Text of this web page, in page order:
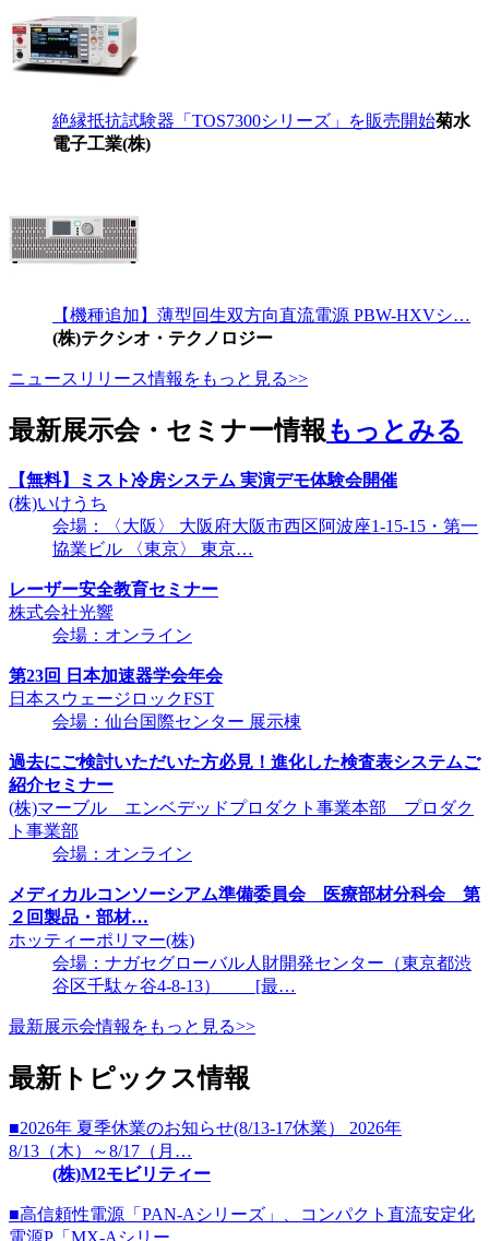
絶縁抵抗試験器「TOS7300シリーズ」を販売開始菊水
電子工業(株)
【機種追加】薄型回生双方向直流電源 PBW-HXVシ…
(株)テクシオ・テクノロジー
ニュースリリース情報をもっと見る>>
最新展示会・セミナー情報もっとみる
【無料】ミスト冷房システム 実演デモ体験会開催
(株)いけうち
会場：〈大阪〉 大阪府大阪市西区阿波座1-15-15・第一
協業ビル 〈東京〉 東京…
レーザー安全教育セミナー
株式会社光響
会場：オンライン
第23回 日本加速器学会年会
日本スウェージロックFST
会場：仙台国際センター 展示棟
過去にご検討いただいた方必見！進化した検査表システムご
紹介セミナー
(株)マーブル エンベデッドプロダクト事業本部 プロダク
ト事業部
会場：オンライン
メディカルコンソーシアム準備委員会 医療部材分科会 第
２回製品・部材…
ホッティーポリマー(株)
会場：ナガセグローバル人財開発センター（東京都渋
谷区千駄ヶ谷4-8-13） [最…
最新展示会情報をもっと見る>>
最新トピックス情報
■2026年 夏季休業のお知らせ(8/13-17休業） 2026年
8/13（木）～8/17（月…
(株)M2モビリティー
■高信頼性電源「PAN-Aシリーズ」、コンパクト直流安定化
電源P「MX-Aシリー…